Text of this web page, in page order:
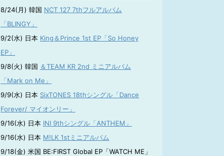
8/24(月) 韓国 NCT 127 7thフルアルバム
「BLINGY」
9/2(水) 日本 King＆Prince 1st EP「So Honey
EP」
9/8(火) 韓国 ＆TEAM KR 2nd ミニアルバム
「Mark on Me」
9/9(水) 日本 SixTONES 18thシングル「Dance
Forever/ マイオンリー」
9/16(水) 日本 INI 9thシングル「ANTHEM」
9/16(水) 日本 M!LK 1stミニアルバム
9/18(金) 米国 BE:FIRST Global EP「WATCH ME」